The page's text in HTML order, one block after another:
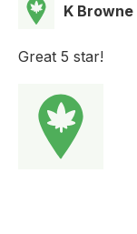
K Browne
Great 5 star!